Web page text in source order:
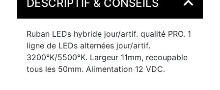
DESCRIPTIF & CONSEILS
Ruban LEDs hybride jour/artif. qualité PRO. 1
ligne de LEDs alternées jour/artif.
3200°K/5500°K. Largeur 11mm, recoupable
tous les 50mm. Alimentation 12 VDC.